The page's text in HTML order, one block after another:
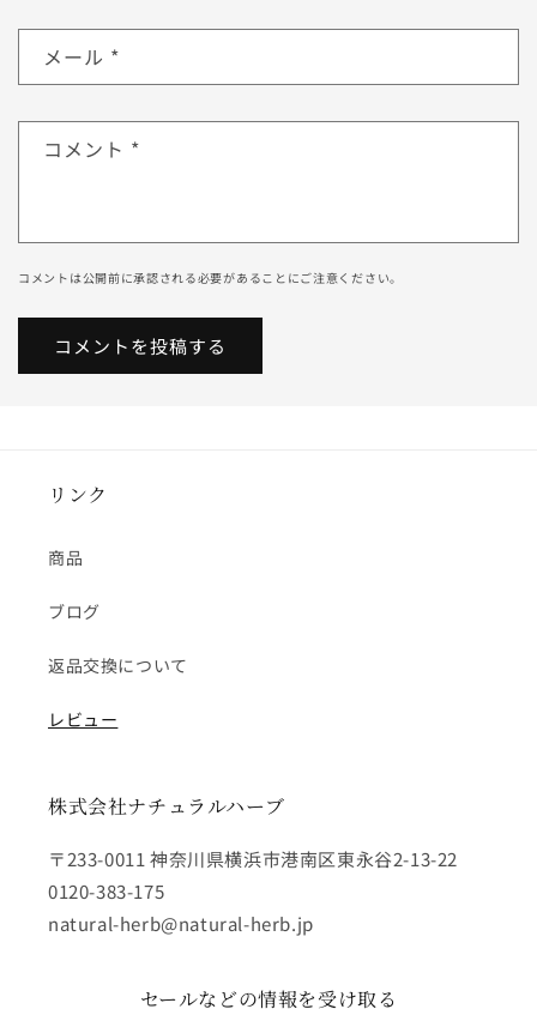
メール *
コメント *
コメントは公開前に承認される必要があることにご注意ください。
リンク
商品
ブログ
返品交換について
レビュー
株式会社ナチュラルハーブ
〒233-0011 神奈川県横浜市港南区東永谷2-13-22
0120-383-175
natural-herb@natural-herb.jp
セールなどの情報を受け取る